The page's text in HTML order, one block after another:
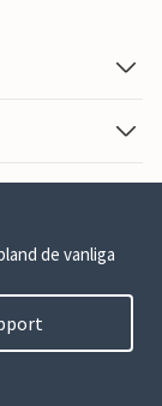
de vanliga